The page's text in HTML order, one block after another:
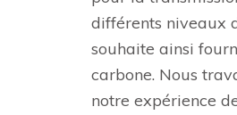
différents niveaux
souhaite ainsi
carbone. Nous
notre expérience